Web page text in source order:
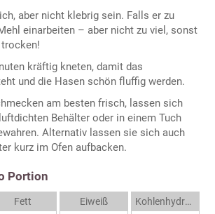
aber nicht klebrig sein. Falls er zu
einarbeiten – aber nicht zu viel, sonst
kräftig kneten, damit das
und die Hasen schön fluffig werden.
am besten frisch, lassen sich
Behälter oder in einem Tuch
Alternativ lassen sie sich auch
kurz im Ofen aufbacken.
Portion
Fett
Eiweiß
Kohlenhydrate